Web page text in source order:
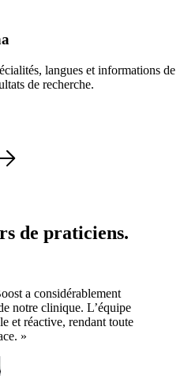
langues et informations de
de recherche.
de praticiens.
a considérablement
notre clinique. L’équipe
et réactive, rendant toute
»